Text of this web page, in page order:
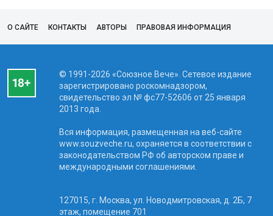
О САЙТЕ КОНТАКТЫ АВТОРЫ ПРАВОВАЯ ИНФОРМАЦИЯ
© 1991-2026 «Союзное Вече». Сетевое издание
зарегистрировано роскомнадзором,
свидетельство эл № фc77-52606 от 25 января
2013 года.
Вся информация, размещенная на веб-сайте
www.souzveche.ru, охраняется в соответствии с
законодательством РФ об авторском праве и
международными соглашениями.
127015, г. Москва, ул. Новодмитровская, д. 2Б, 7
этаж, помещение 701